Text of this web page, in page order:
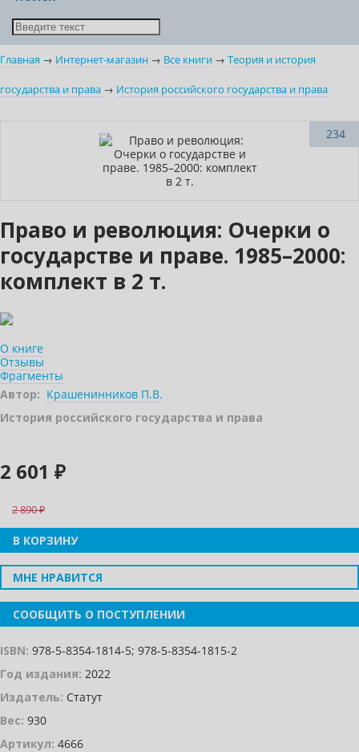
Главная → Интернет-магазин → Все книги → Теория и история
государства и права → История российского государства и права
–10% (скидка 289 ₽) 234
Право и революция: Очерки о
государстве и праве. 1985–2000:
комплект в 2 т.
О книге
Отзывы
Фрагменты
Автор: Крашенинников П.В.
История российского государства и права
2 601 ₽
2 890
В КОРЗИНУ
МНЕ НРАВИТСЯ
СООБЩИТЬ О ПОСТУПЛЕНИИ
ISBN: 978-5-8354-1814-5; 978-5-8354-1815-2
Год издания: 2022
Издатель: Статут
Вес: 930
Артикул: 4666